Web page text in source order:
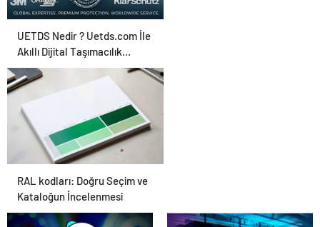
UETDS Nedir ? Uetds.com İle
Akıllı Dijital Taşımacılık
Yazılımı
RAL kodları: Doğru Seçim ve
Kataloğun İncelenmesi